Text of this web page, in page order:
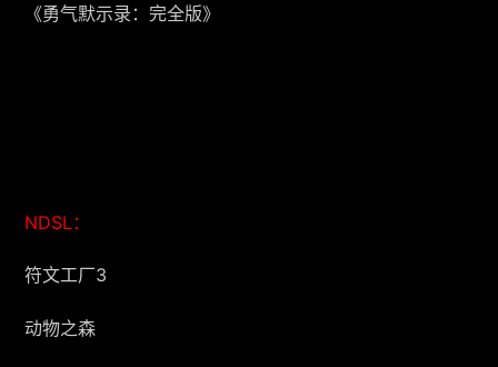
《勇气默示录：完全版》
NDSL：
符文工厂3
动物之森